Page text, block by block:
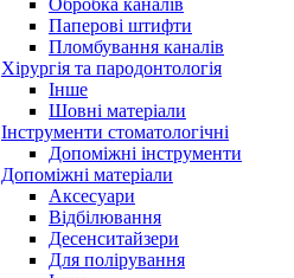
Обробка каналів
Паперові штифти
Пломбування каналів
Хірургія та пародонтологія
Інше
Шовні матеріали
Інструменти стоматологічні
Допоміжні інструменти
Допоміжні матеріали
Аксесуари
Відбілювання
Десенситайзери
Для полірування